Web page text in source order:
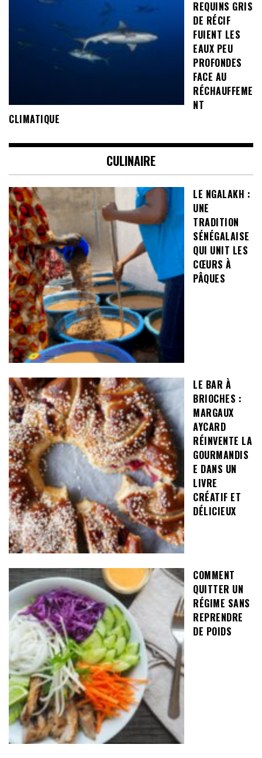
REQUINS GRIS
DE RÉCIF
FUIENT LES
EAUX PEU
PROFONDES
FACE AU
RÉCHAUFFEME
NT
CLIMATIQUE
CULINAIRE
LE NGALAKH :
UNE
TRADITION
SÉNÉGALAISE
QUI UNIT LES
CŒURS À
PÂQUES
LE BAR À
BRIOCHES :
MARGAUX
AYCARD
RÉINVENTE LA
GOURMANDIS
E DANS UN
LIVRE
CRÉATIF ET
DÉLICIEUX
COMMENT
QUITTER UN
RÉGIME SANS
REPRENDRE
DE POIDS